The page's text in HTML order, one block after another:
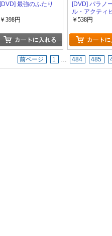
[DVD] 最強のふたり
￥398円
[DVD] パラノ
ル・アクティ
￥538円
前ページ 1 … 484 485